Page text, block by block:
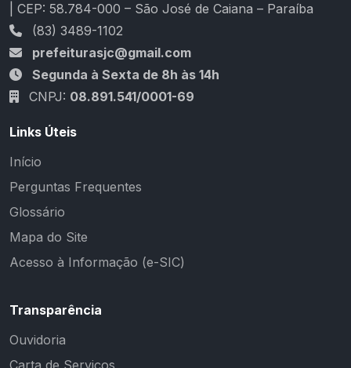
| CEP: 58.784-000 – São José de Caiana – Paraíba
(83) 3489-1102
prefeiturasjc@gmail.com
Segunda à Sexta de 8h às 14h
CNPJ: 08.891.541/0001-69
Links Úteis
Início
Perguntas Frequentes
Glossário
Mapa do Site
Acesso à Informação (e-SIC)
Transparência
Ouvidoria